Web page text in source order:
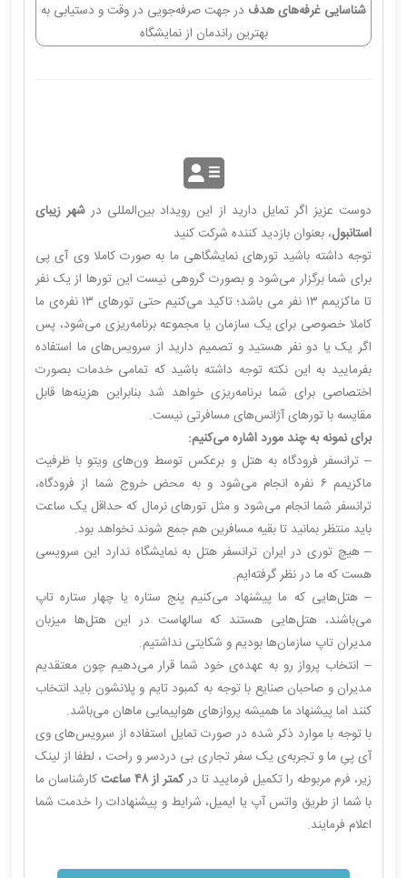
شناسایی غرفه‌های هدف در جهت صرفه‌جویی در وقت و دستیابی به
بهترین راندمان از نمایشگاه
دوست عزیز اگر تمایل دارید از این رویداد بین‌المللی در شهر زیبای
استانبول، بعنوان بازدید کننده شرکت کنید
توجه داشته باشید تورهای نمایشگاهی ما به صورت کاملا وی آی پی
برای شما برگزار می‌شود و بصورت گروهی نیست این تورها از یک نفر
تا ماکزیمم ۱۳ نفر می باشد؛ تاکید می‌کنیم حتی تورهای ۱۳ نفره‌ی ما
کاملا خصوصی برای یک سازمان یا مجموعه برنامه‌ریزی می‌شود، پس
اگر یک یا دو نفر هستید و تصمیم دارید از سرویس‌های ما استفاده
بفرمایید به این نکته توجه داشته باشید که تمامی خدمات بصورت
اختصاصی برای شما برنامه‌ریزی خواهد شد بنابراین هزینه‌ها قابل
مقایسه با تورهای آژانس‌های مسافرتی نیست.
برای نمونه به چند مورد اشاره می‌کنیم:
– ترانسفر فرودگاه به هتل و برعکس توسط ون‌های ویتو با ظرفیت
ماکزیمم ۶ نفره انجام می‌شود و به محض خروج شما از فرودگاه،
ترانسفر شما انجام می‌شود و مثل تورهای نرمال که حداقل یک ساعت
باید منتظر بمانید تا بقیه مسافرین هم جمع شوند نخواهد بود.
– هیچ توری در ایران ترانسفر هتل به نمایشگاه ندارد این سرویسی
هست که ما در نظر گرفته‌ایم.
– هتل‌هایی که ما پیشنهاد می‌کنیم پنج ستاره یا چهار ستاره تاپ
می‌باشند، هتل‌هایی هستند که سالهاست در این هتل‌ها میزبان
مدیران تاپ سازمان‌ها بودیم و شکایتی نداشتیم.
– انتخاب پرواز رو به عهده‌ی خود شما قرار می‌دهیم چون معتقدیم
مدیران و صاحبان صنایع با توجه به کمبود تایم و پلانشون باید انتخاب
کنند اما پیشنهاد ما همیشه پروازهای هواپیمایی ماهان می‌باشد.
با توجه با موارد ذکر شده در صورت تمایل استفاده از سرویس‌های وی‌
آی پیِ ما و تجربه‌ی یک سفر تجاری بی دردسر و راحت ، لطفا از لینک
زیر، فرم مربوطه را تکمیل فرمایید تا درکمتر از ۴۸ ساعت
کارشناسان ما
با شما از طریق واتس آپ یا ایمیل، شرایط و پیشنهادات را خدمت شما
اعلام فرمایند.